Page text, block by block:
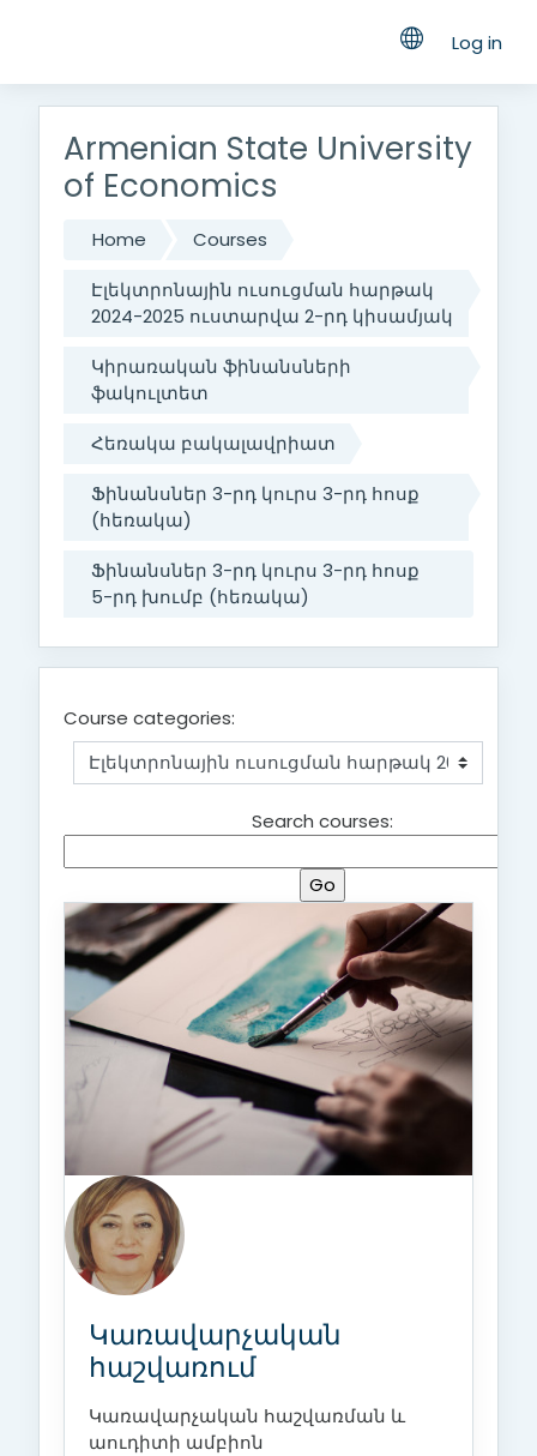
Log in
Armenian State University
of Economics
Home
Courses
Էլեկտրոնային ուսուցման հարթակ
2024-2025 ուստարվա 2-րդ կիսամյակ
Կիրառական ֆինանսների
ֆակուլտետ
Հեռակա բակալավրիատ
Ֆինանսներ 3-րդ կուրս 3-րդ հոսք
(հեռակա)
Ֆինանսներ 3-րդ կուրս 3-րդ հոսք
5-րդ խումբ (հեռակա)
Course categories:
Կառավարչական
հաշվառում
Կառավարչական հաշվառման և
աուդիտի ամբիոն